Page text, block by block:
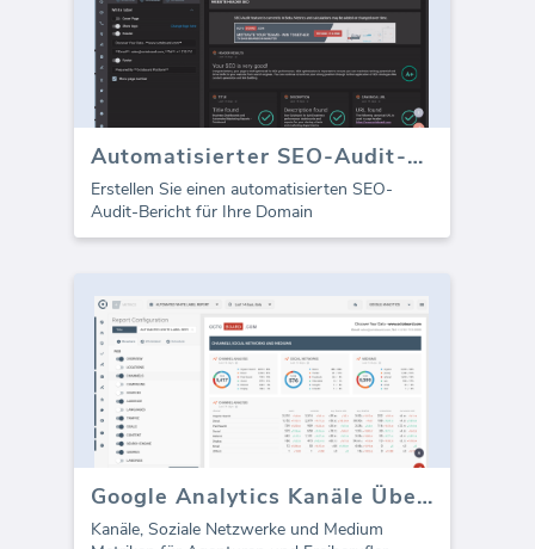
Automatisierter SEO-Audit-Bericht
Erstellen Sie einen automatisierten SEO-
Audit-Bericht für Ihre Domain
Google Analytics Kanäle Übersicht (Bericht)
Kanäle, Soziale Netzwerke und Medium